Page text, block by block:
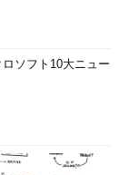
ソフト10大ニュー